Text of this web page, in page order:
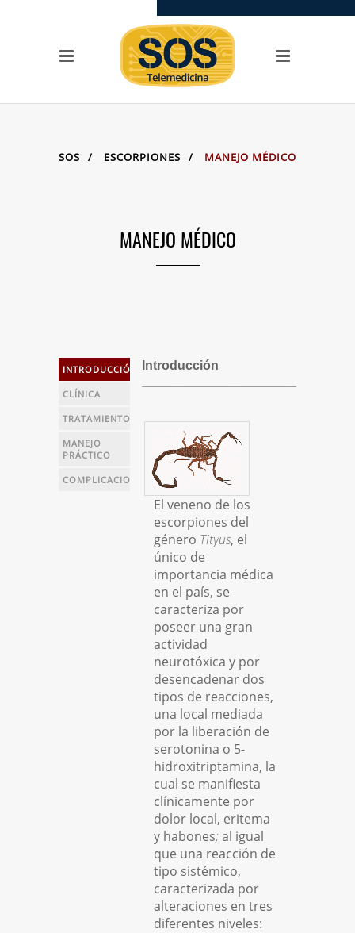
SERVICIOS
Llamada SOS
SOS Videoconferencias
OPCIONES
toxicológica
Vitae Academia Biomédica
SanaSana, Salud para todos
Documentación Covid-19
Malaria
Serpientes de Venezuela
Escorpiones
REDES SOCIALES
SOS / ESCORPIONES / MANEJO MÉDICO
MANEJO MÉDICO
INTRODUCCIÓN
CLÍNICA
TRATAMIENTO
MANEJO
PRÁCTICO
COMPLICACIONES
Introducción
El veneno de los
escorpiones del
género Tityus, el
único de
importancia médica
en el país, se
caracteriza por
poseer una gran
actividad
neurotóxica y por
desencadenar dos
tipos de reacciones,
una local mediada
por la liberación de
serotonina o 5-
hidroxitriptamina, la
cual se manifiesta
clínicamente por
dolor local, eritema
y habones;al igual
que una reacción de
tipo sistémico,
caracterizada por
alteraciones en tres
diferentes niveles: